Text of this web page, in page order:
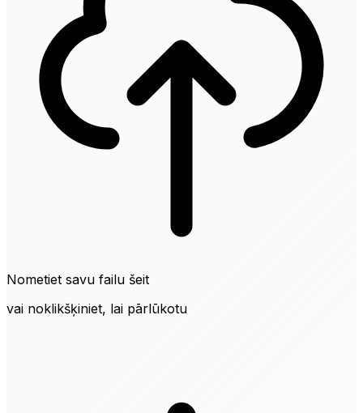
Nometiet savu failu šeit
vai noklikšķiniet, lai pārlūkotu